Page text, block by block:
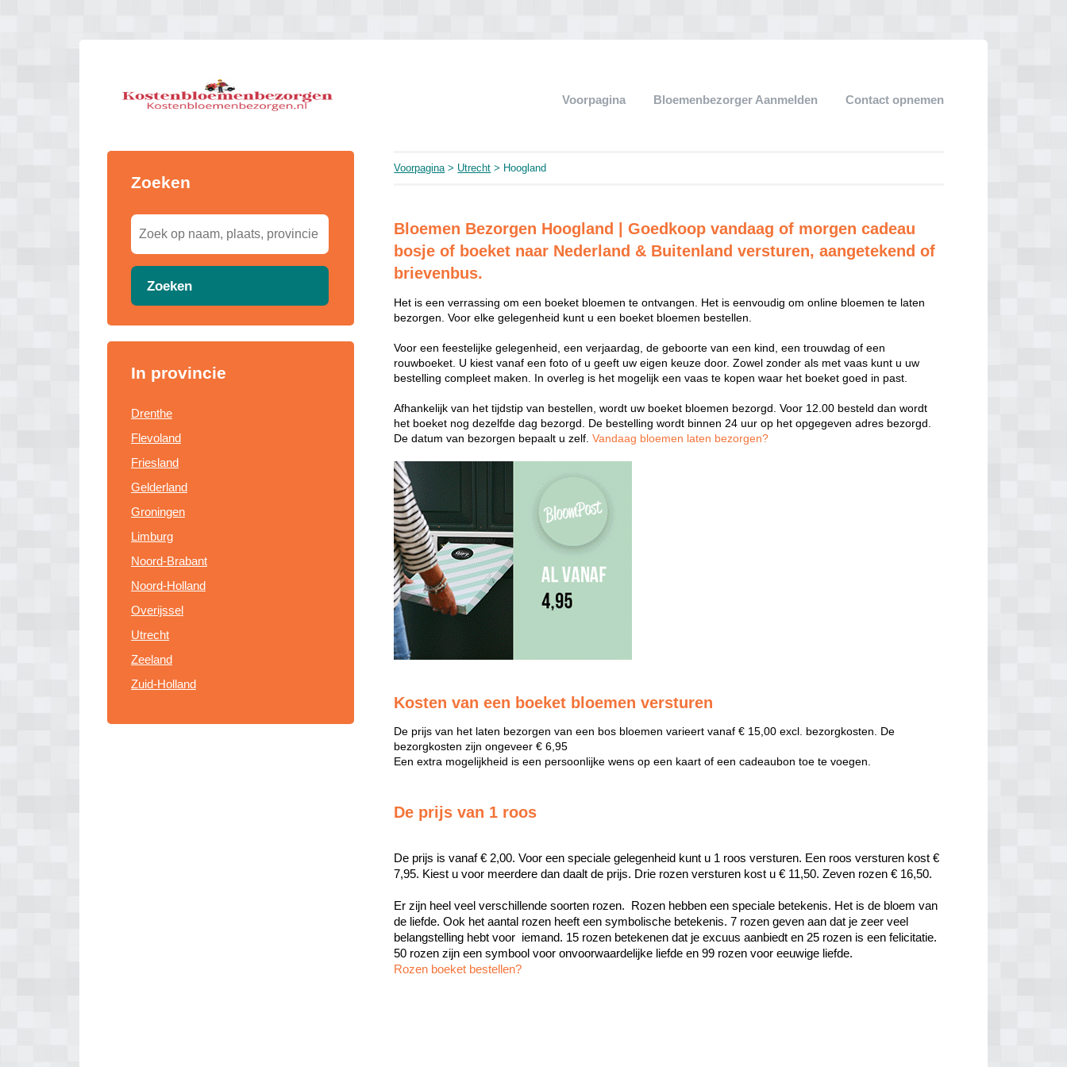
Voorpagina Bloemenbezorger Aanmelden Contact opnemen
Zoeken
Zoeken
In provincie
Drenthe
Flevoland
Friesland
Gelderland
Groningen
Limburg
Noord-Brabant
Noord-Holland
Overijssel
Utrecht
Zeeland
Zuid-Holland
Voorpagina> Utrecht > Hoogland
Bloemen Bezorgen Hoogland | Goedkoop vandaag of morgen cadeau
bosje of boeket naar Nederland & Buitenland versturen, aangetekend of
brievenbus.
Het is een verrassing om een boeket bloemen te ontvangen. Het is eenvoudig om online bloemen te laten
bezorgen. Voor elke gelegenheid kunt u een boeket bloemen bestellen.
Voor een feestelijke gelegenheid, een verjaardag, de geboorte van een kind, een trouwdag of een
rouwboeket. U kiest vanaf een foto of u geeft uw eigen keuze door. Zowel zonder als met vaas kunt u uw
bestelling compleet maken. In overleg is het mogelijk een vaas te kopen waar het boeket goed in past.
Afhankelijk van het tijdstip van bestellen, wordt uw boeket bloemen bezorgd. Voor 12.00 besteld dan wordt
het boeket nog dezelfde dag bezorgd. De bestelling wordt binnen 24 uur op het opgegeven adres bezorgd.
De datum van bezorgen bepaalt u zelf.Vandaag bloemen laten bezorgen?
Kosten van een boeket bloemen versturen
De prijs van het laten bezorgen van een bos bloemen varieert vanaf € 15,00 excl. bezorgkosten. De
bezorgkosten zijn ongeveer € 6,95
Een extra mogelijkheid is een persoonlijke wens op een kaart of een cadeaubon toe te voegen.
De prijs van 1 roos
De prijs is vanaf € 2,00. Voor een speciale gelegenheid kunt u 1 roos versturen. Een roos versturen kost €
7,95. Kiest u voor meerdere dan daalt de prijs. Drie rozen versturen kost u € 11,50. Zeven rozen € 16,50.
Er zijn heel veel verschillende soorten rozen.  Rozen hebben een speciale betekenis. Het is de bloem van
de liefde. Ook het aantal rozen heeft een symbolische betekenis. 7 rozen geven aan dat je zeer veel
belangstelling hebt voor  iemand. 15 rozen betekenen dat je excuus aanbiedt en 25 rozen is een felicitatie.
Rozen boeket bestellen?